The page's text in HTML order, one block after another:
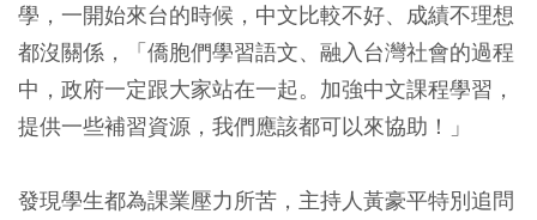
學，一開始來台的時候，中文比較不好、成績不理想
都沒關係，「僑胞們學習語文、融入台灣社會的過程
中，政府一定跟大家站在一起。加強中文課程學習，
提供一些補習資源，我們應該都可以來協助！」
發現學生都為課業壓力所苦，主持人黃豪平特別追問